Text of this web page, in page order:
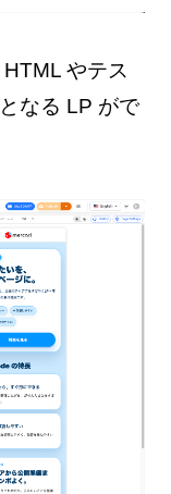
やテス
なる LP がで